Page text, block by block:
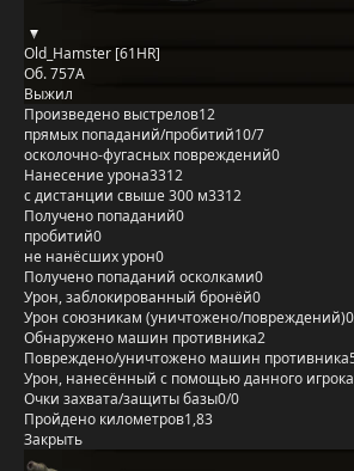
Old_Hamster [61HR]
Об. 757А
Выжил
Произведено выстрелов12
прямых попаданий/пробитий10/7
осколочно-фугасных повреждений0
Нанесение урона3312
с дистанции свыше 300 м3312
Получено попаданий0
пробитий0
не нанёсших урон0
Получено попаданий осколками0
Урон, заблокированный бронёй0
Урон союзникам (уничтожено/повреждений)
Обнаружено машин противника2
Повреждено/уничтожено машин противника
Урон, нанесённый с помощью данного игрока
Очки захвата/защиты базы0/0
Пройдено километров1,83
Закрыть